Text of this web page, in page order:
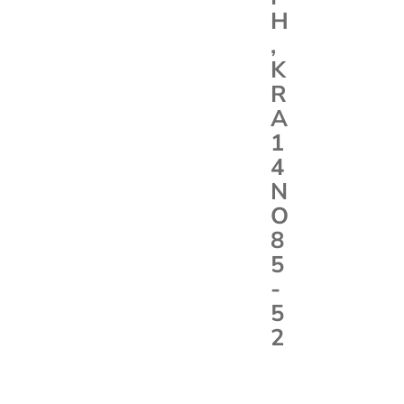
H
,
K
R
A
1
4
N
O
8
5
-
5
2